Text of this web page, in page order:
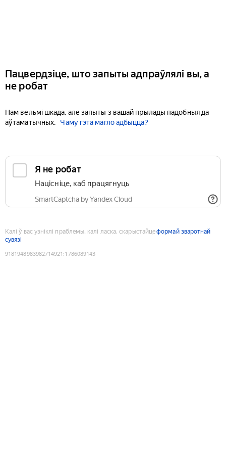
Пацвердзіце, што запыты адпраўлялі вы, а
не робат
Нам вельмі шкада, але запыты з вашай прылады падобныя да
аўтаматычных.
Чаму гэта магло адбыцца?
Я не робат
Націсніце, каб працягнуць
SmartCaptcha by Yandex Cloud
Калі ў вас узніклі праблемы, калі ласка, скарыстайцеформай зваротнай
сувязі
9181948983982714921 :1786089143